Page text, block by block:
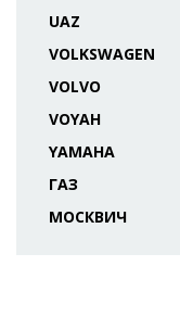
UAZ
VOLKSWAGEN
VOLVO
VOYAH
YAMAHA
ГАЗ
МОСКВИЧ